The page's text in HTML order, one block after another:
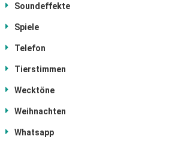
Soundeffekte
Spiele
Telefon
Tierstimmen
Wecktöne
Weihnachten
Whatsapp